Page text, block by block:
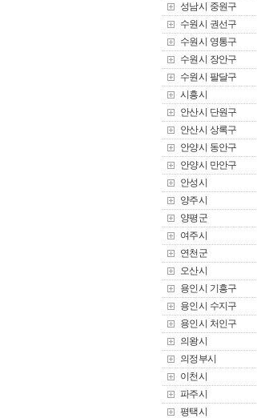
성남시 중원구
수원시 권선구
수원시 영통구
수원시 장안구
수원시 팔달구
시흥시
안산시 단원구
안산시 상록구
안양시 동안구
안양시 만안구
안성시
양주시
양평군
여주시
연천군
오산시
용인시 기흥구
용인시 수지구
용인시 처인구
의왕시
의정부시
이천시
파주시
평택시